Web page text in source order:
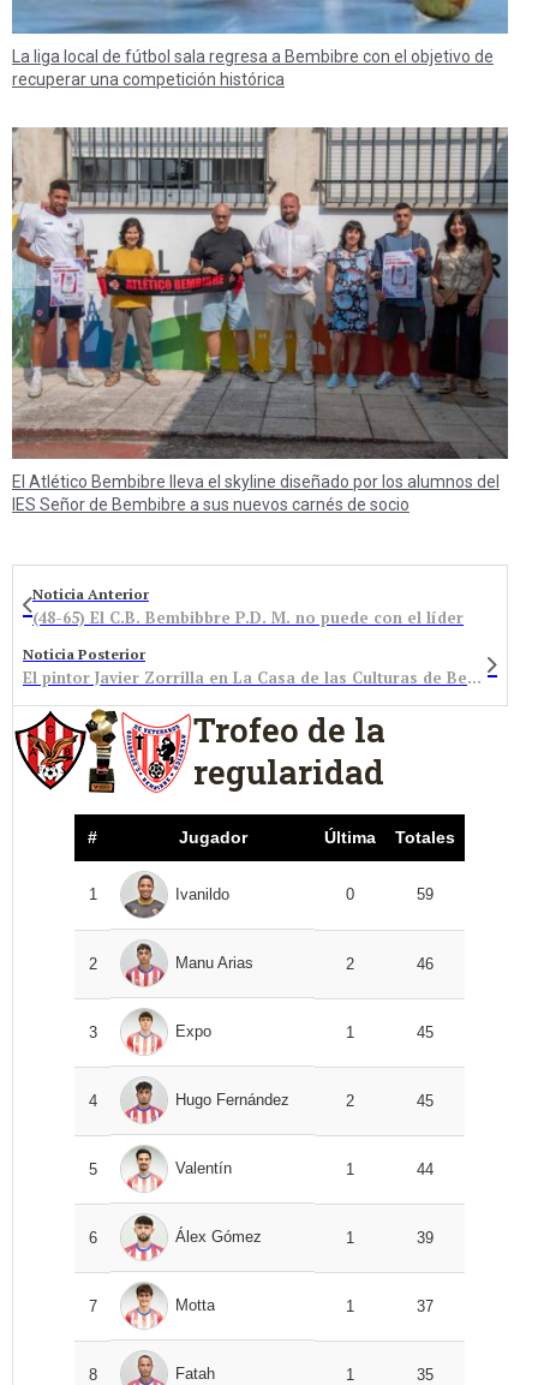
La liga local de fútbol sala regresa a Bembibre con el objetivo de
recuperar una competición histórica
El Atlético Bembibre lleva el skyline diseñado por los alumnos del
IES Señor de Bembibre a sus nuevos carnés de socio
Noticia Anterior
(48-65) El C.B. Bembibbre P.D. M. no puede con el líder
Noticia Posterior
El pintor Javier Zorrilla en La Casa de las Culturas de Bembibre
Trofeo de la
regularidad
# Jugador Última Totales
1 Ivanildo 0 59
2 Manu Arias 2 46
3 Expo 1 45
4 Hugo Fernández 2 45
5 Valentín 1 44
6 Álex Gómez 1 39
7 Motta 1 37
8 Fatah 1 35